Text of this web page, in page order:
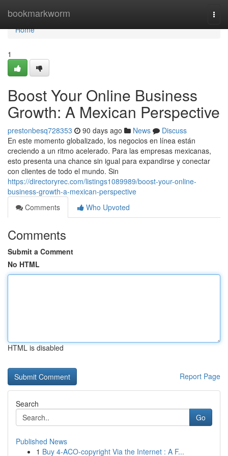
bookmarkworm
Home
Home
1
Boost Your Online Business
Growth: A Mexican Perspective
prestonbesq728353 90 days ago News
Discuss
En este momento globalizado, los negocios en línea están
creciendo a un ritmo acelerado. Para las empresas mexicanas,
esto presenta una chance sin igual para expandirse y conectar
con clientes de todo el mundo. Sin
https://directoryrec.com/listings1089989/boost-your-online-
business-growth-a-mexican-perspective
Comments
Who Upvoted
Comments
Submit a Comment
No HTML
HTML is disabled
Report Page
Search
Go
Published News
1 Buy 4-ACO-copyright Via the Internet : A F...